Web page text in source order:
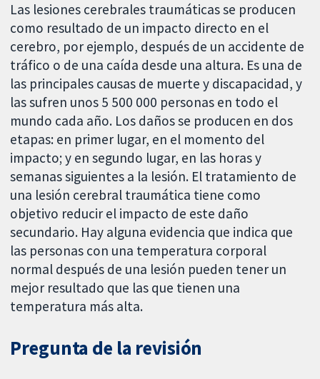
Las lesiones cerebrales traumáticas se producen
como resultado de un impacto directo en el
cerebro, por ejemplo, después de un accidente de
tráfico o de una caída desde una altura. Es una de
las principales causas de muerte y discapacidad, y
las sufren unos 5 500 000 personas en todo el
mundo cada año. Los daños se producen en dos
etapas: en primer lugar, en el momento del
impacto; y en segundo lugar, en las horas y
semanas siguientes a la lesión. El tratamiento de
una lesión cerebral traumática tiene como
objetivo reducir el impacto de este daño
secundario. Hay alguna evidencia que indica que
las personas con una temperatura corporal
normal después de una lesión pueden tener un
mejor resultado que las que tienen una
temperatura más alta.
Pregunta de la revisión